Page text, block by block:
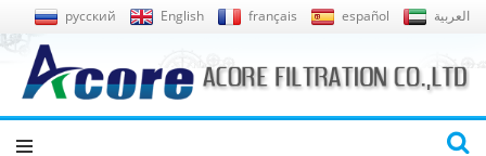
русский English français español العربية